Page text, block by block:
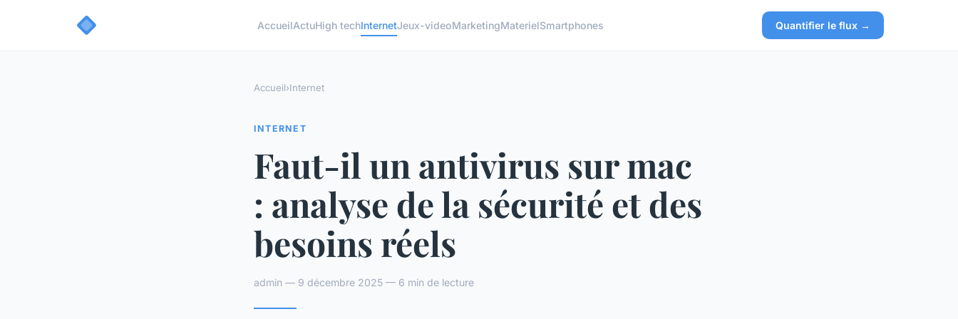
AccueilActuHigh techInternetJeux-videoMarketingMaterielSmartphones Quantifier le flux →
Accueil›Internet
INTERNET
Faut-il un antivirus sur mac
: analyse de la sécurité et des
besoins réels
admin — 9 décembre 2025 — 6 min de lecture